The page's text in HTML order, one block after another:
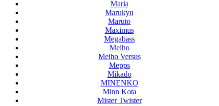
Maria
Marukyu
Maruto
Maximus
Megabass
Meiho
Meiho Versus
Mepps
Mikado
MINENKO
Minn Kota
Mister Twister